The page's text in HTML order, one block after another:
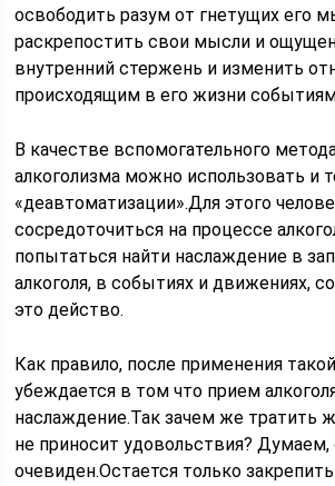
освободить разум от гнетущих его
раскрепостить свои мысли и
внутренний стержень и изменить
происходящим в его жизни
В качестве вспомогательного
алкоголизма можно использовать и
«деавтоматизации».Для этого
сосредоточиться на процессе
попытаться найти наслаждение в
алкоголя, в событиях и движениях,
это действо.
Как правило, после применения
убеждается в том что прием
наслаждение.Так зачем же тратить
не приносит удовольствия? Думаем,
очевиден.Остается только